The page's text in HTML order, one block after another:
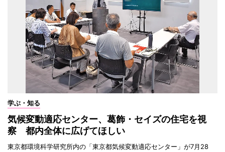
学ぶ・知る
気候変動適応センター、葛飾・セイズの住宅を視
察 都内全体に広げてほしい
東京都環境科学研究所内の「東京都気候変動適応センター」が7月28